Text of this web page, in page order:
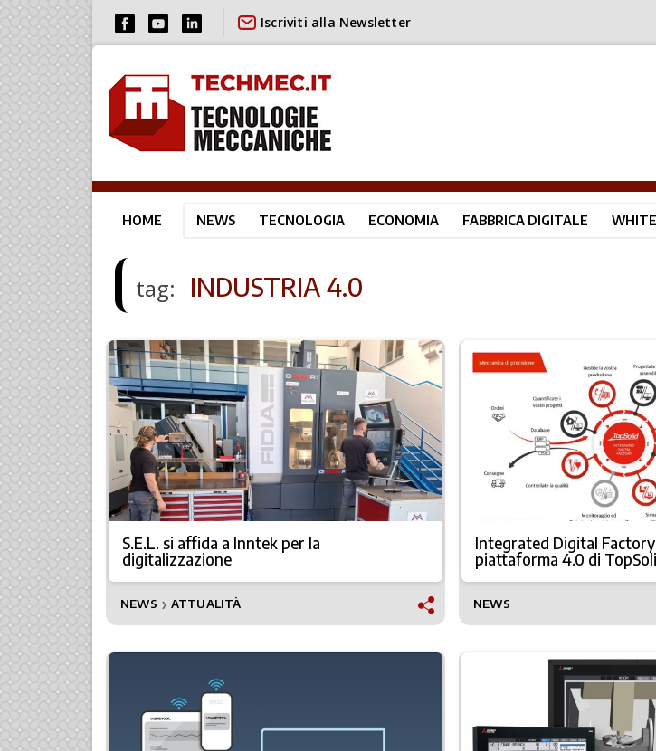
Iscriviti alla Newsletter
HOME NEWS TECNOLOGIA ECONOMIA FABBRICA DIGITALE
tag: INDUSTRIA 4.0
S.E.L. si affida a Inntek per la
digitalizzazione
NEWS ❯ ATTUALITÀ
Integrated Digital
piattaforma 4.0 di
NEWS